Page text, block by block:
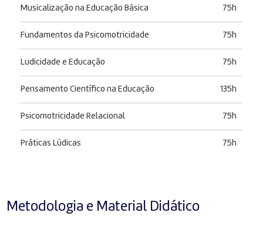
Musicalização na Educação Básica 75h
Fundamentos da Psicomotricidade 75h
Ludicidade e Educação 75h
Pensamento Científico na Educação 135h
Psicomotricidade Relacional 75h
Práticas Lúdicas 75h
Metodologia e Material Didático